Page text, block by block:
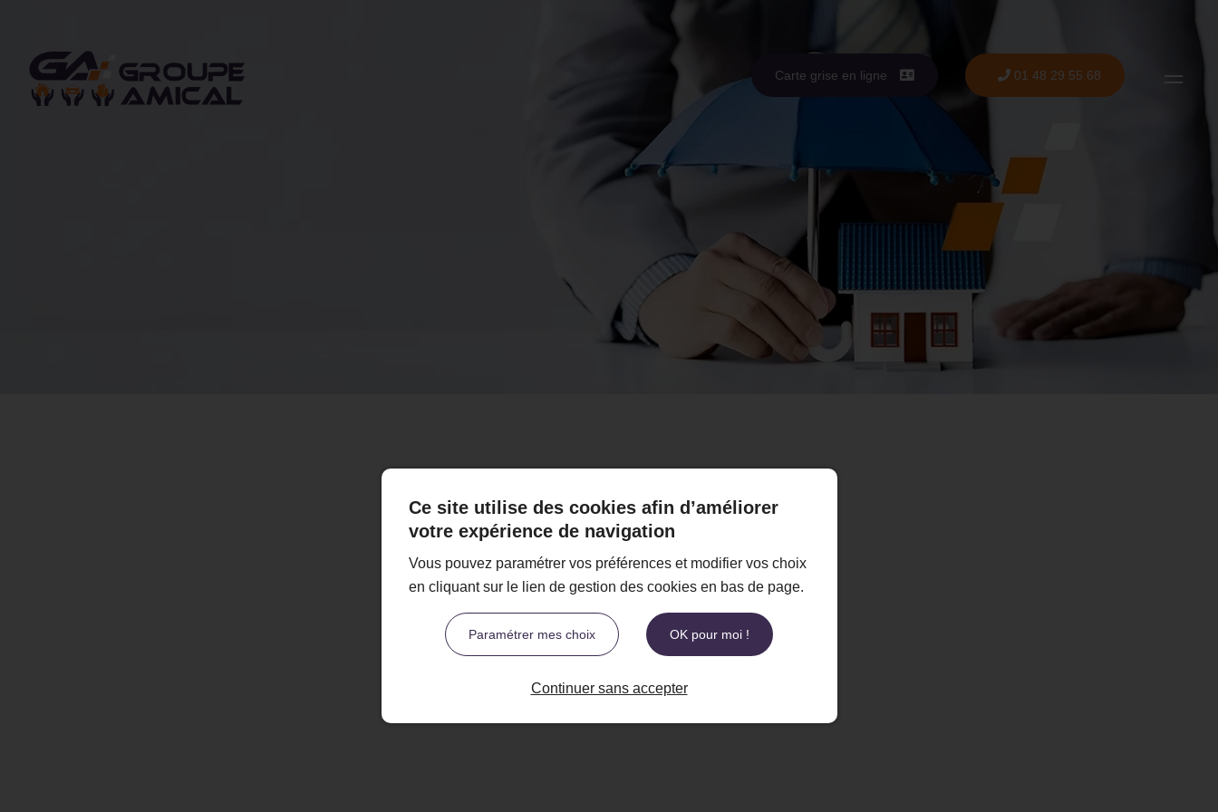
01 48 29 55 68
Carte grise en ligne
Ce site utilise des cookies afin d’améliorer
votre expérience de navigation
Vous pouvez paramétrer vos préférences et modifier vos choix
en cliquant sur le lien de gestion des cookies en bas de page.
Paramétrer mes choix OK pour moi !
Continuer sans accepter